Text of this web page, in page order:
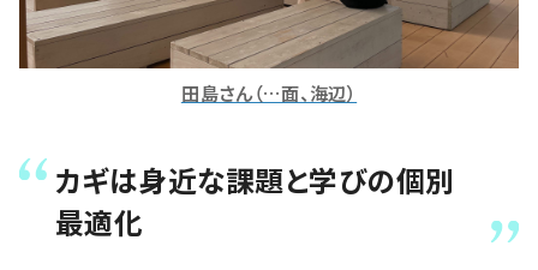
田島さん（…面、海辺）
カギは身近な課題と学びの個別
最適化